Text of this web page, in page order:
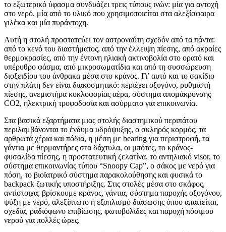
το εξωτερικό ύφασμα συνδυάζει τρεις τύπους ινών: μία για αντοχή
στο νερό, μία από το υλικό που χρησιμοποιείται στα αλεξίσφαιρα
γιλέκα και μία πυράντοχη.
Αυτή η στολή προστατεύει τον αστροναύτη σχεδόν από τα πάντα:
από το κενό του διαστήματος, από την έλλειψη πίεσης, από ακραίες
θερμοκρασίες, από την έντονη ηλιακή ακτινοβολία στο ορατό και
υπέρυθρο φάσμα, από μικροσωματίδια και από τη συσσώρευση
διοξειδίου του άνθρακα μέσα στο κράνος. Γι’ αυτό και το σακίδιο
στην πλάτη δεν είναι διακοσμητικό: περιέχει οξυγόνο, ρυθμιστή
πίεσης, ανεμιστήρα κυκλοφορίας αέρα, σύστημα απομάκρυνσης
CO2, ηλεκτρική τροφοδοσία και ασύρματο για επικοινωνία.
Στα βασικά εξαρτήματα μιας στολής διαστημικού περιπάτου
περιλαμβάνονται το ένδυμα υδρόψυξης, ο σκληρός κορμός, τα
αρθρωτά χέρια και πόδια, η μέση με bearing για περιστροφή, τα
γάντια με θερμαντήρες στα δάχτυλα, οι μπότες, το κράνος-
φυσαλίδα πίεσης, η προστατευτική ζελατίνα, το αντηλιακό visor, το
σύστημα επικοινωνίας τύπου “Snoopy Cap”, ο σάκος με νερό για
πόση, το βιοϊατρικό σύστημα παρακολούθησης και φυσικά το
backpack ζωτικής υποστήριξης. Στις στολές μέσα στο σκάφος,
αντίστοιχα, βρίσκουμε κράνος, γάντια, σύστημα παροχής οξυγόνου,
ψύξη με νερό, αλεξίπτωτο ή εξοπλισμό διάσωσης όπου απαιτείται,
σχεδία, ραδιόφωνο επιβίωσης, φωτοβολίδες και παροχή πόσιμου
νερού για πολλές ώρες.